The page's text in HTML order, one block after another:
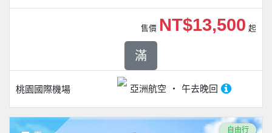
桃園國際機場 亞洲航空 午去晚回
售價 NT$13,500 起
滿
自由行